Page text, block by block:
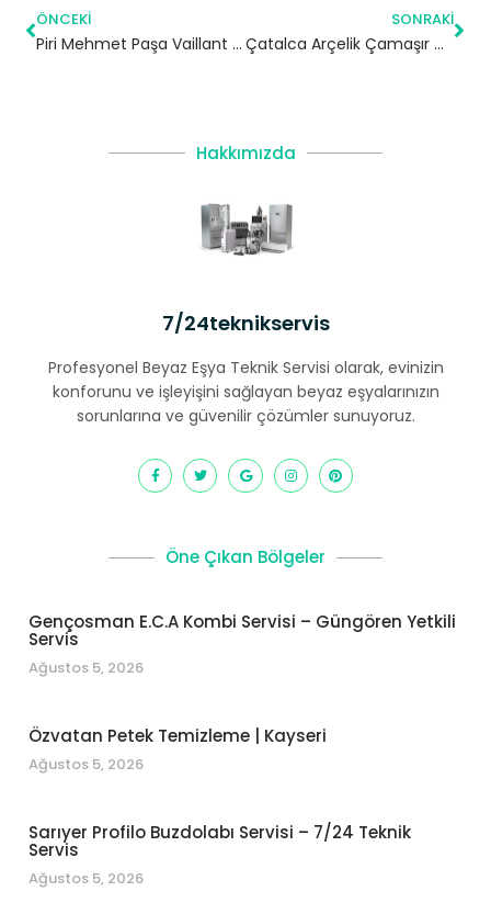
ÖNCEKI
Piri Mehmet Paşa Vaillant Kombi Servisi – Silivri Yetkili Servis
SONRAKI
Çatalca Arçelik Çamaşır Makinesi Servisi
Hakkımızda
7/24teknikservis
Profesyonel Beyaz Eşya Teknik Servisi olarak, evinizin
konforunu ve işleyişini sağlayan beyaz eşyalarınızın
sorunlarına ve güvenilir çözümler sunuyoruz.
Öne Çıkan Bölgeler
Gençosman E.C.A Kombi Servisi – Güngören Yetkili
Servis
Ağustos 5, 2026
Özvatan Petek Temizleme | Kayseri
Ağustos 5, 2026
Sarıyer Profilo Buzdolabı Servisi – 7/24 Teknik
Servis
Ağustos 5, 2026